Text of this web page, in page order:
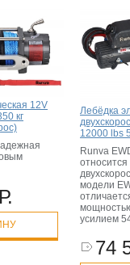
12V
кг
Лебёдка
12000 lbs
Runva
относится
модели
усилием
74